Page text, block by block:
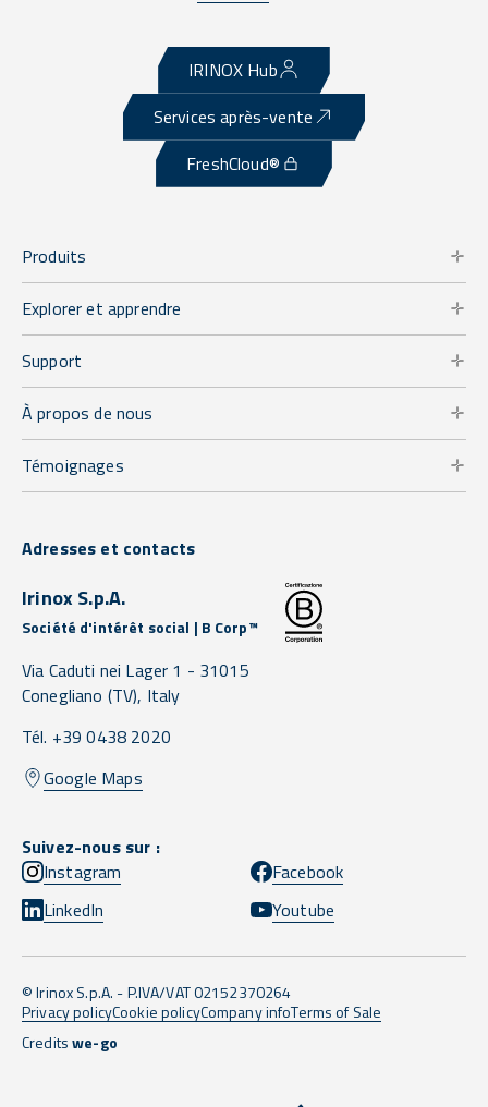
IRINOX Hub
Services après-vente
FreshCloud®
Produits
Explorer et apprendre
Support
À propos de nous
Témoignages
Adresses et contacts
Irinox S.p.A.
Société d'intérêt social | B Corp™
Via Caduti nei Lager 1 - 31015
Conegliano (TV), Italy
Tél. +39 0438 2020
Google Maps
Suivez-nous sur :
Instagram
Facebook
LinkedIn
Youtube
© Irinox S.p.A. - P.IVA/VAT 02152370264
Privacy policyCookie policyCompany infoTerms of Sale
Creditswe-go